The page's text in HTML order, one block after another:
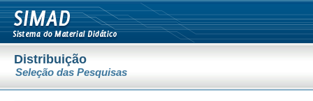
Distribuição
Seleção das Pesquisas